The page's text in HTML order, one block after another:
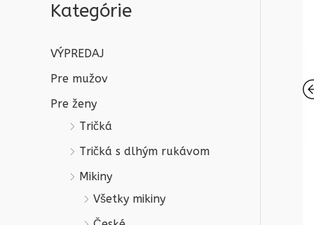
Kategórie
VÝPREDAJ
Pre mužov
Pre ženy
Tričká
Tričká s dlhým rukávom
Mikiny
Všetky mikiny